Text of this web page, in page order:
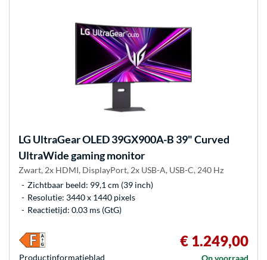
LG UltraGear OLED 39GX900A-B 39" Curved
UltraWide gaming monitor
Zwart, 2x HDMI, DisplayPort, 2x USB-A, USB-C, 240 Hz
Zichtbaar beeld: 99,1 cm (39 inch)
Resolutie: 3440 x 1440 pixels
Reactietijd: 0.03 ms (GtG)
€ 1.249,00
Product­informatieblad